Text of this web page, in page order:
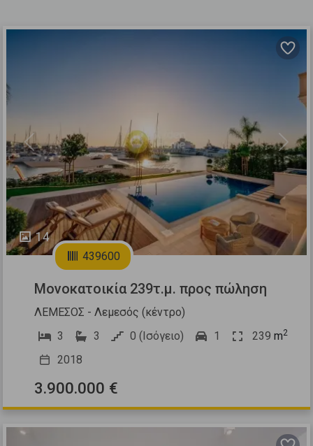
14
Previous Next
439600
Μονοκατοικία 239τ.μ. προς πώληση
ΛΕΜΕΣΟΣ - Λεμεσός (κέντρο)
3
3 0 (Ισόγειο) 1 239 m2
2018
3.900.000 €